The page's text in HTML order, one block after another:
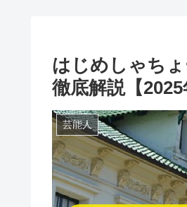
はじめしゃち
徹底解説【2025
芸能人